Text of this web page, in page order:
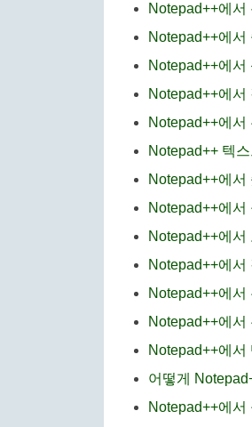
Notepad++에서
Notepad++에서
Notepad++에서
Notepad++에서
Notepad++에서
Notepad++ 텍
Notepad++에서
Notepad++에서
Notepad++에서
Notepad++에서
Notepad++에서
Notepad++에서
Notepad++에서
어떻게
Notepad++에서